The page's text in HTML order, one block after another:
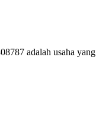
adalah usaha yang